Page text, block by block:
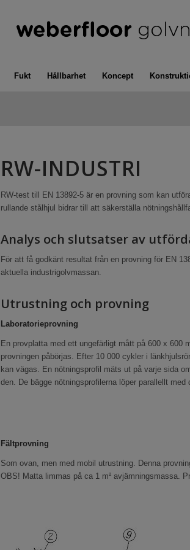
Fukt Hållbarhet Koncept
RW-INDUSTRI
RW-test till EN 13892-5 är en provning som kan
rullande stålhjul bidrar till att säkerställa
Analys och slutsatser av
För att få godkänt resultat från en provning för EN
aktuella industrigolvmassan.
Utrustning och provning
Laboratorieprovning
En provplatta med ett ungefärligt mått på 600 x 600
provningen påbörjas. Efter 10 000 cykler i
kan vägas. En nötningsprofil mäts ut på varje sida
den. De bägge nötningsprofilerna löper parallellt med
Fältprovning
Som ovan, men med mobil utrustning. Denna
OBS! Matta limmas på ca 1 m² avjämningsmassa.